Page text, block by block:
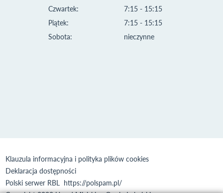
Czwartek:
Piątek:
Sobota:
7:15 - 15:15
7:15 - 15:15
nieczynne
Klauzula informacyjna i polityka plików cookies
Deklaracja dostępności
Polski serwer RBL https://polspam.pl/